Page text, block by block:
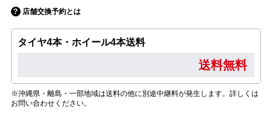
店舗交換予約とは
タイヤ4本・ホイール4本送料
送料無料
※沖縄県・離島・一部地域は送料の他に別途中継料が発生します。詳しくは
お問い合わせください。